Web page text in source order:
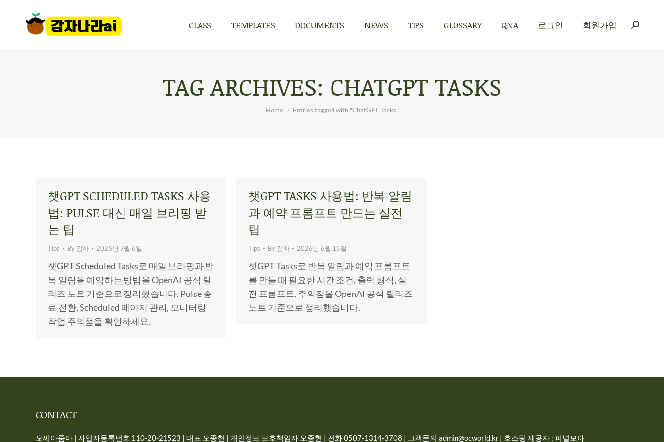
CLASS TEMPLATES DOCUMENTS NEWS TIPS GLOSSARY QNA 로그인 회원가입
TAG ARCHIVES: CHATGPT TASKS
You are here:
Home Entries tagged with "ChatGPT Tasks"
챗GPT SCHEDULED TASKS 사용
법: PULSE 대신 매일 브리핑 받
는 팁
Tips By 감자 2026년 7월 6일
챗GPT Scheduled Tasks로 매일 브리핑과 반
복 알림을 예약하는 방법을 OpenAI 공식 릴
리즈 노트 기준으로 정리했습니다. Pulse 종
료 전환, Scheduled 페이지 관리, 모니터링
작업 주의점을 확인하세요.
챗GPT TASKS 사용법: 반복 알림
과 예약 프롬프트 만드는 실전
팁
Tips By 감자 2026년 6월 15일
챗GPT Tasks로 반복 알림과 예약 프롬프트
를 만들 때 필요한 시간 조건, 출력 형식, 실
전 프롬프트, 주의점을 OpenAI 공식 릴리즈
노트 기준으로 정리했습니다.
CONTACT
오씨아줌마 | 사업자등록번호 110-20-21523 | 대표 오종현 | 개인정보 보호책임자 오종현 | 전화 0507-1314-3708 | 고객문의 admin@ocworld.kr | 호스팅 제공자 : 퍼널모아
로그인 회원가입